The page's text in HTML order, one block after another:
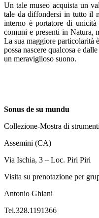
Un tale museo acquista un
tale da diffondersi in tutto il
interno è portatore di
comuni e presenti in Natura,
La sua maggiore particolarità
possa nascere qualcosa e
un meraviglioso suono.
Sonus de su mundu
Collezione-Mostra di
Assemini (CA)
Via Ischia, 3 – Loc. Piri Piri
Visita su prenotazione per
Antonio Ghiani
Tel.328.1191366